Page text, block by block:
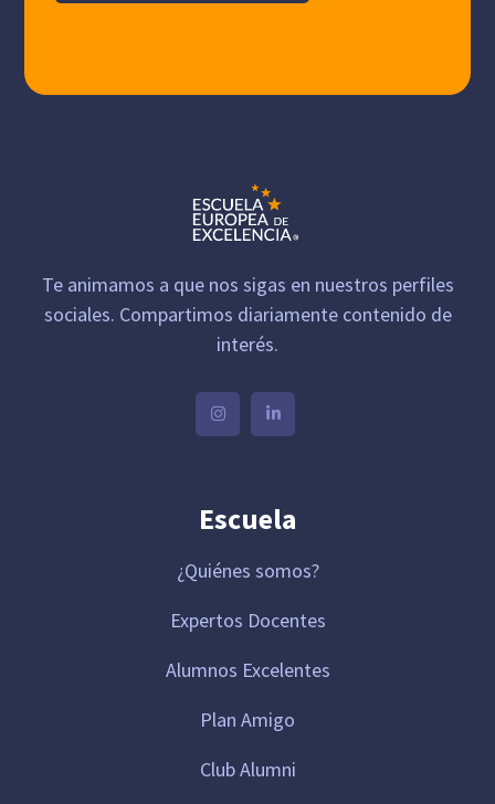
Te animamos a que nos sigas en nuestros perfiles
sociales. Compartimos diariamente contenido de
interés.
Escuela
¿Quiénes somos?
Expertos Docentes
Alumnos Excelentes
Plan Amigo
Club Alumni